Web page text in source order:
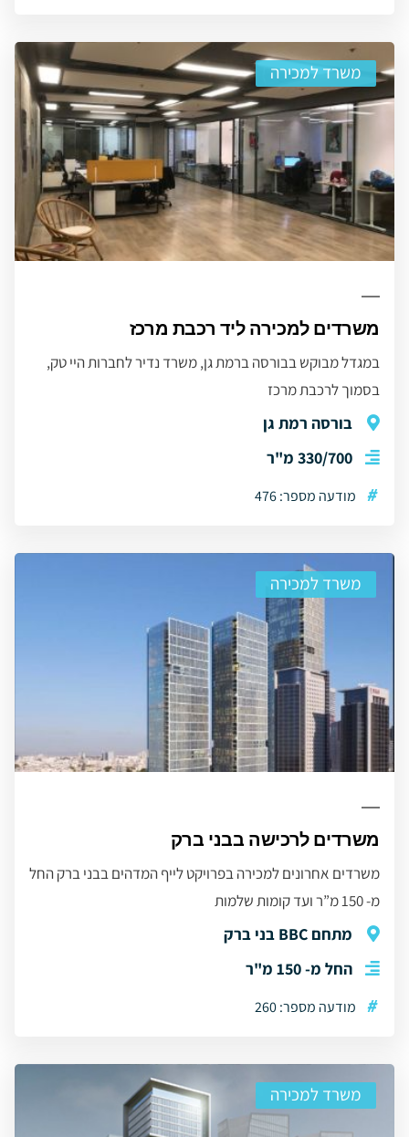
משרד למכירה
משרדים למכירה ליד רכבת מרכז
במגדל מבוקש בבורסה ברמת גן, משרד נדיר לחברות היי טק,
בסמוך לרכבת מרכז
בורסה רמת גן
330/700 מ"ר
# מודעה מספר: 476
משרד למכירה
משרדים לרכישה בבני ברק
משרדים אחרונים למכירה בפרויקט לייף המדהים בבני ברק החל
מ- 150 מ”ר ועד קומות שלמות
מתחם BBC בני ברק
החל מ- 150 מ"ר
# מודעה מספר: 260
משרד למכירה